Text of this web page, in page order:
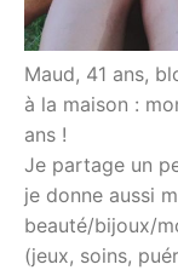
Maud, 41 ans,
à la maison :
ans !
Je partage un
je donne aussi
beauté/bijoux/
(jeux, soins,